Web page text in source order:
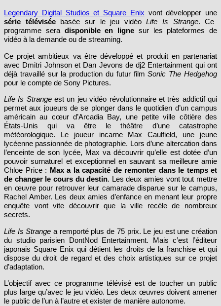
Legendary Digital Studios et Square Enix vont développer une
série téléviséebasée sur le jeu vidéoLife Is Strange. Ce
programme sera disponible en ligne sur les plateformes de
vidéo à la demande ou de streaming.
Ce projet ambitieux va être développé et produit en partenariat
avec Dmitri Johnson et Dan Jevons de dj2 Entertainment qui ont
déjà travaillé sur la production du futur filmSonic The Hedgehog
pour le compte de Sony Pictures.
Life Is Strangeest un jeu vidéo révolutionnaire et très addictif qui
permet aux joueurs de se plonger dans le quotidien d’un campus
américain au cœur d’Arcadia Bay, une petite ville côtière des
États-Unis qui va être le théâtre d’une catastrophe
météorologique. Le joueur incarne Max Caulfield, une jeune
lycéenne passionnée de photographie. Lors d’une altercation dans
l’enceinte de son lycée, Max va découvrir qu’elle est dotée d’un
pouvoir surnaturel et exceptionnel en sauvant sa meilleure amie
Chloe Price : Max a la capacité de remonter dans le temps et
de changer le cours du destin. Les deux amies vont tout mettre
en œuvre pour retrouver leur camarade disparue sur le campus,
Rachel Amber. Les deux amies d’enfance en menant leur propre
enquête vont vite découvrir que la ville recèle de nombreux
secrets.
Life Is Strange a remporté plus de 75 prix. Le jeu est une création
du studio parisien DontNod Entertainment. Mais c’est l’éditeur
japonais Square Enix qui détient les droits de la franchise et qui
dispose du droit de regard et des choix artistiques sur ce projet
d’adaptation.
L’objectif avec ce programme télévisé est de toucher un public
plus large qu’avec le jeu vidéo. Les deux œuvres doivent amener
le public de l’un à l’autre et exister de manière autonome.